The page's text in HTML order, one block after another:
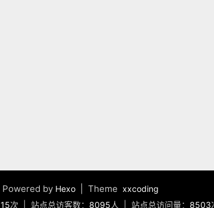
Powered by Hexo | Themexxcoding
15次 站点总访客数： 8095人 站点总访问量： 8503